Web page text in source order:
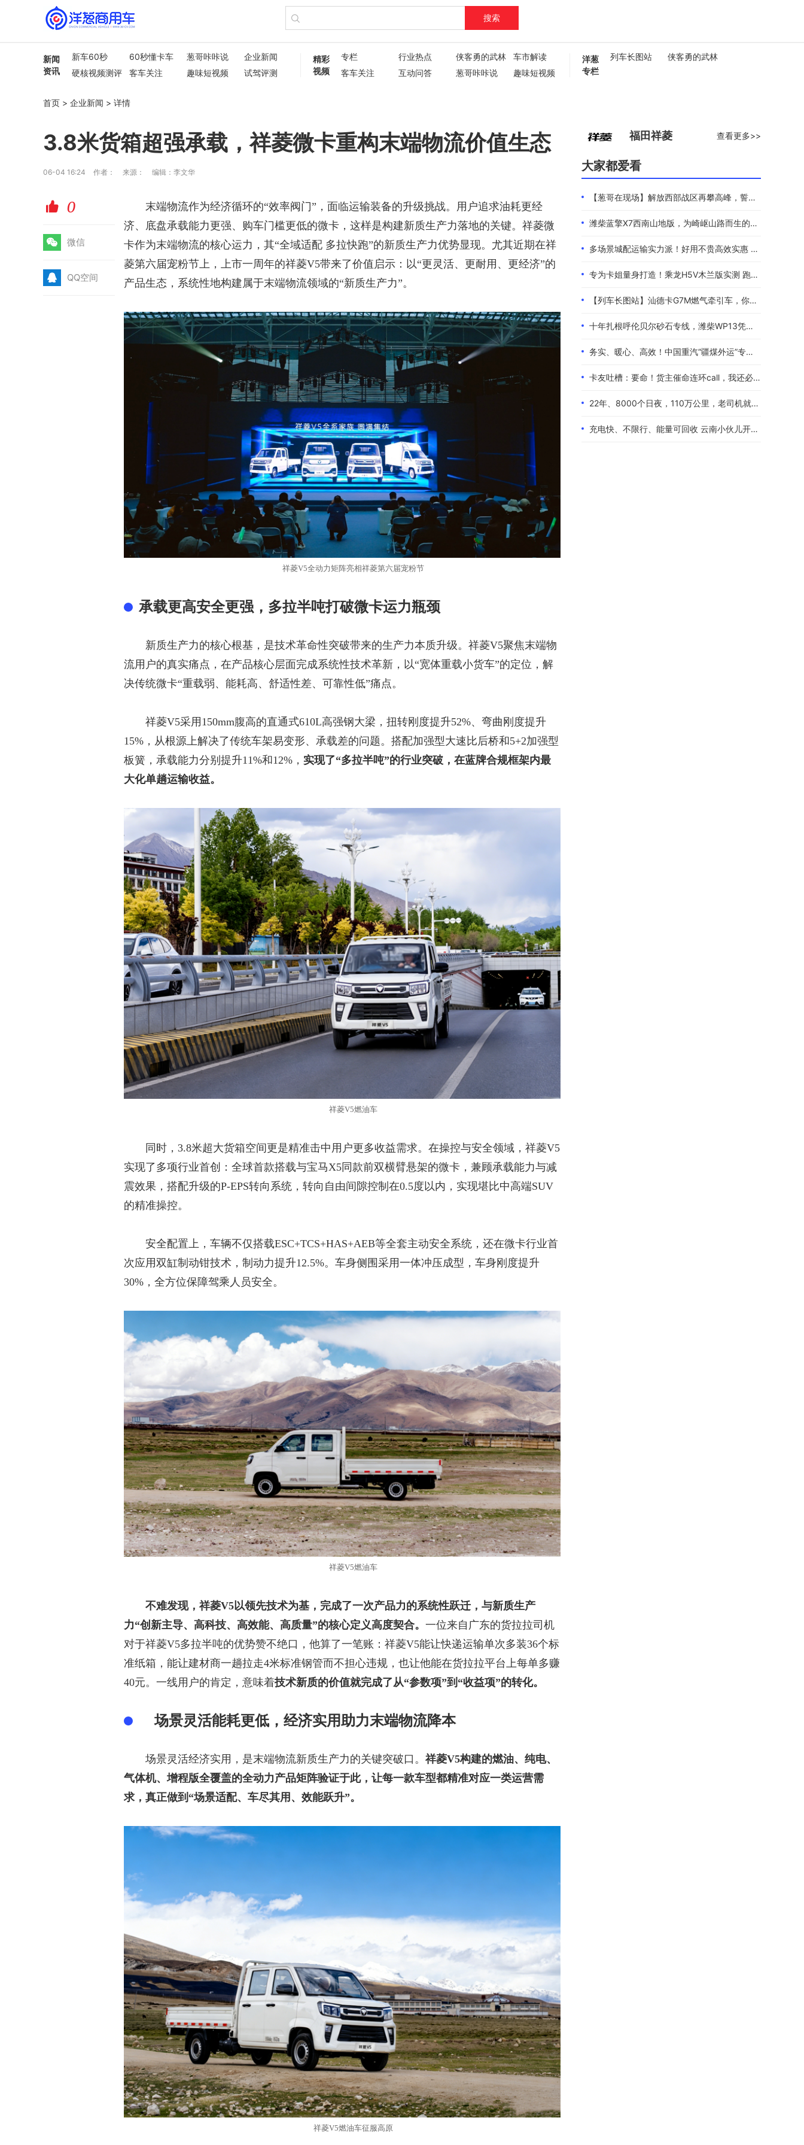
搜索
新闻
资讯
新车60秒 60秒懂卡车 葱哥咔咔说
企业新闻
硬核视频测评
客车关注 趣味短视频
试驾评测
精彩
视频
专栏 行业热点 侠客勇的武林
车市解读
客车关注
互动问答 葱哥咔咔说
趣味短视频
洋葱
专栏
列车长图站 侠客勇的武林
首页 > 企业新闻 > 详情
3.8米货箱超强承载，祥菱微卡重构末端物流价值生态
06-04 16:24 作者： 来源： 编辑：李文华
赞 0
微 微信
Q QQ空间
末端物流作为经济循环的“效率阀门”，面临运输装备的升级挑战。用户追求油耗更经
济、底盘承载能力更强、购车门槛更低的微卡 ，这样是构建新质生产力落地的关键。 祥菱微
卡作为末端物流的核心运力，其“全域适配 多拉快跑”的新质生产力优势显现。尤其近期在祥
菱第六届宠粉节上，上市一周年的祥菱V5带来了价值启示：以“更灵活、更耐用、更经济”的
产品生态，系统性地构建属于末端物流领域的“新质生产力”。
祥菱V5全动力矩阵亮相祥菱第六届宠粉节
承载更高安全更强，多拉半吨打破微卡运力瓶颈
新质生产力的核心根基，是技术革命性突破带来的生产力本质升级。祥菱V5聚焦末端物
流用户的真实痛点，在产品核心层面完成系统性技术革新，以“宽体重载小货车”的定位，解
决传统微卡“重载弱、能耗高、舒适性差、可靠性低”痛点。
祥菱V5采用150mm腹高的直通式610L高强钢大梁，扭转刚度提升52%、弯曲刚度提升
15%，从根源上解决了传统车架易变形、承载差的问题。搭配加强型大速比后桥和5+2加强型
板簧，承载能力分别提升11%和12%， 实现了“多拉半吨”的行业突破，在蓝牌合规框架内最
大化单趟运输收益。
祥菱V5燃油车
同时， 3.8米超大货箱空间更是精准击中用户更多收益需求。在操控与安全领域，祥菱V5
实现了多项行业首创：全球首款搭载与宝马X5同款前双横臂悬架的微卡，兼顾承载能力与减
震效果，搭配升级的P-EPS转向系统，转向自由间隙控制在0.5度以内，实现堪比中高端SUV
的精准操控。
安全配置上，车辆不仅搭载ESC+TCS+HAS+AEB等全套主动安全系统，还在微卡行业首
次应用双缸制动钳技术，制动力提升12.5%。车身侧围采用一体冲压成型，车身刚度提升
30%，全方位保障驾乘人员安全。
祥菱V5燃油车
不难发现，祥菱V5以领先技术为基，完成了一次产品力的系统性跃迁，与新质生产
力“创新主导、高科技、高效能、高质量”的核心定义高度契合。 一位来自广东的货拉拉司机
对于祥菱V5多拉半吨的优势赞不绝口，他算了一笔账：祥菱V5能让快递运输单次多装36个标
准纸箱，能让建材商一趟拉走4米标准钢管而不担心违规，也让他能在货拉拉平台上每单多赚
40元。一线用户的肯定，意味着技术新质的价值就完成了从“参数项”到“收益项”的转化。
场景灵活能耗更低，经济实用助力末端物流降本
场景灵活经济实用，是末端物流新质生产力的关键突破口。 祥菱V5构建的燃油、纯电、
气体机、增程版全覆盖的全动力产品矩阵验证于此，让每一款车型都精准对应一类运营需
求，真正做到“场景适配、车尽其用、效能跃升”。
祥菱V5燃油车征服高原
福田祥菱 查看更多>>
大家都爱看
【葱哥在现场】解放西部战区再攀高峰，誓夺全年4.4万辆
潍柴蓝擎X7西南山地版，为崎岖山路而生的高效物流伙伴
多场景城配运输实力派！好用不贵高效实惠 101度4米2选蓝擎EHMAX
专为卡姐量身打造！乘龙H5V木兰版实测 跑长途的糟心事全都解决了
【列车长图站】汕德卡G7M燃气牵引车，你是来“搅局”的吧？
十年扎根呼伦贝尔砂石专线，潍柴WP13凭硬核实力伴80后卡友创收增收
务实、暖心、高效！中国重汽“疆煤外运”专属服务政策体验报告
卡友吐槽：要命！货主催命连环call，我还必须四小时歇一次！
22年、8000个日夜，110万公里，老司机就是偏爱中国重汽！
充电快、不限行、能量可回收 云南小伙儿开着现代泓图EV放心跑烂路